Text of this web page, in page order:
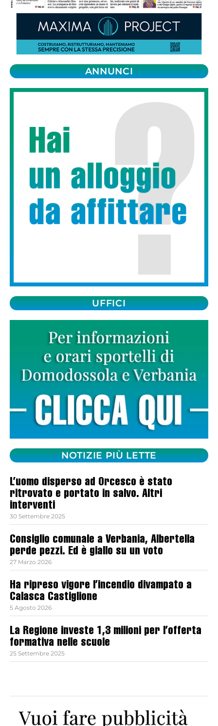
ANNUNCI
UFFICI
NOTIZIE PIÙ LETTE
L’uomo disperso ad Orcesco è stato
ritrovato e portato in salvo. Altri
interventi
30 Settembre 2025
Consiglio comunale a Verbania, Albertella
perde pezzi. Ed è giallo su un voto
27 Marzo 2026
Ha ripreso vigore l’incendio divampato a
Calasca Castiglione
5 Agosto 2026
La Regione investe 1,3 milioni per l’offerta
formativa nelle scuole
25 Settembre 2025